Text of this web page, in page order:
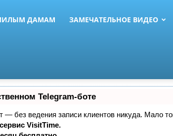
ДАМАМ ЗАМЕЧАТЕЛЬНОЕ ВИДЕО
Telegram-боте
— без ведения записи клиентов никуда.
сервис VisitTime.